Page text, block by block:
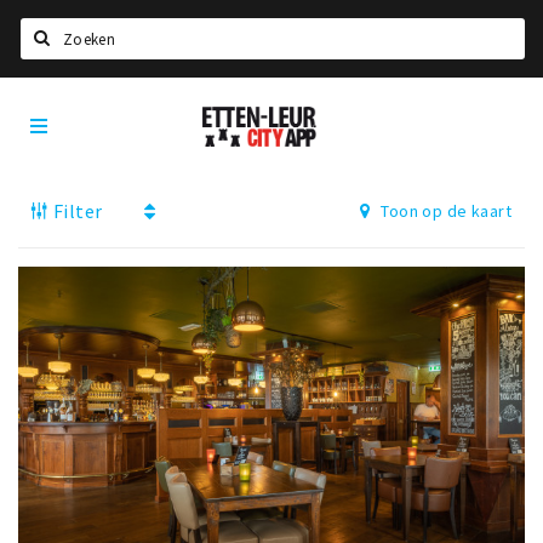
Home
Deals
Nieuws, interviews & blogs
Eten
Drinken
Slapen
Recreatief
Winkels
Etten-
Leur
Filter
Toon op de kaart